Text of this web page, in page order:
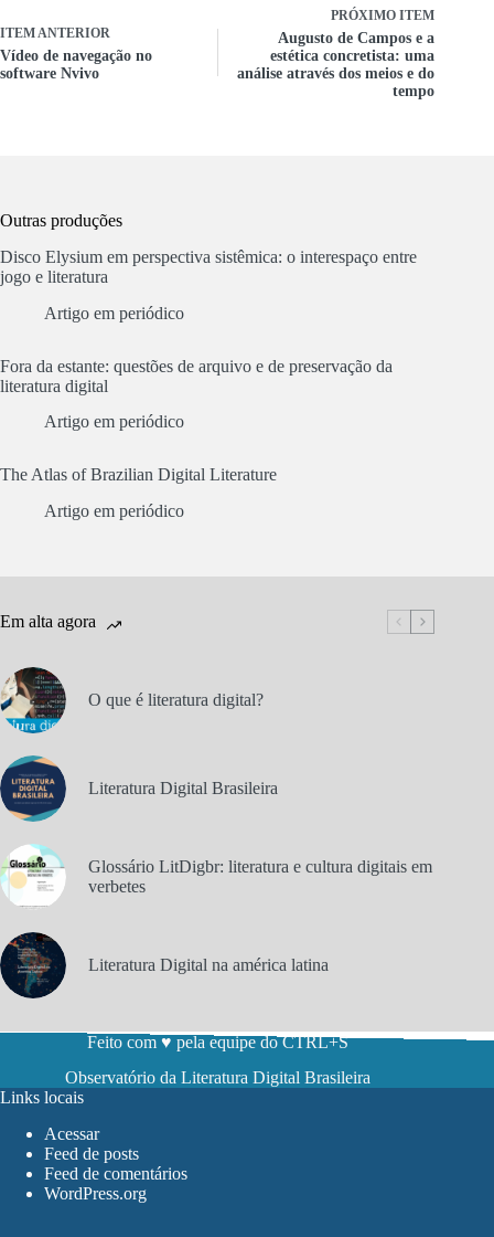
ITEM ANTERIOR
Vídeo de navegação no
software Nvivo
PRÓXIMO ITEM
Augusto de Campos e a
estética concretista: uma
análise através dos meios e do
tempo
Outras produções
Disco Elysium em perspectiva sistêmica: o interespaço entre
jogo e literatura
Artigo em periódico
Fora da estante: questões de arquivo e de preservação da
literatura digital
Artigo em periódico
The Atlas of Brazilian Digital Literature
Artigo em periódico
Em alta agora
O que é literatura digital?
Literatura Digital Brasileira
Glossário LitDigbr: literatura e cultura digitais em
verbetes
Literatura Digital na américa latina
Feito com ♥ pela equipe do CTRL+S
Observatório da Literatura Digital Brasileira
Links locais
Acessar
Feed de posts
Feed de comentários
WordPress.org